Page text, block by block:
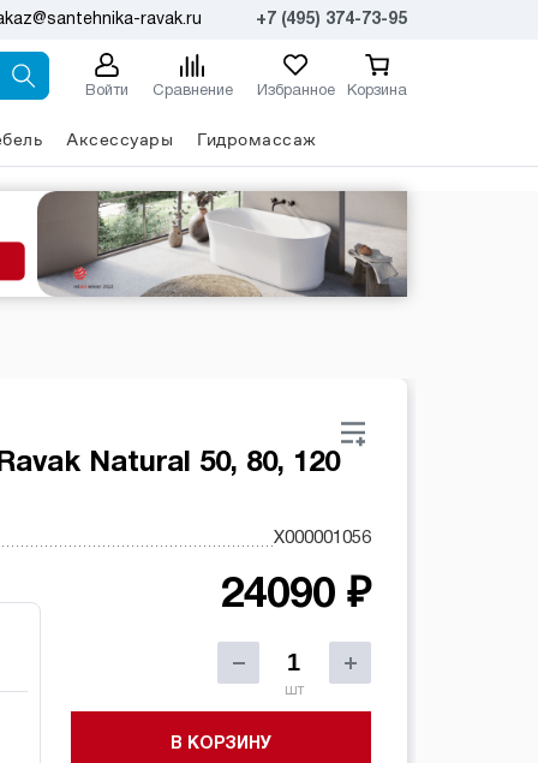
ravak.ru +7 (495) 374-73-95
Войти Сравнение Избранное Корзина
Аксессуары Гидромассаж
Natural 50, 80, 120
X000001056
24090 ₽
шт
В КОРЗИНУ